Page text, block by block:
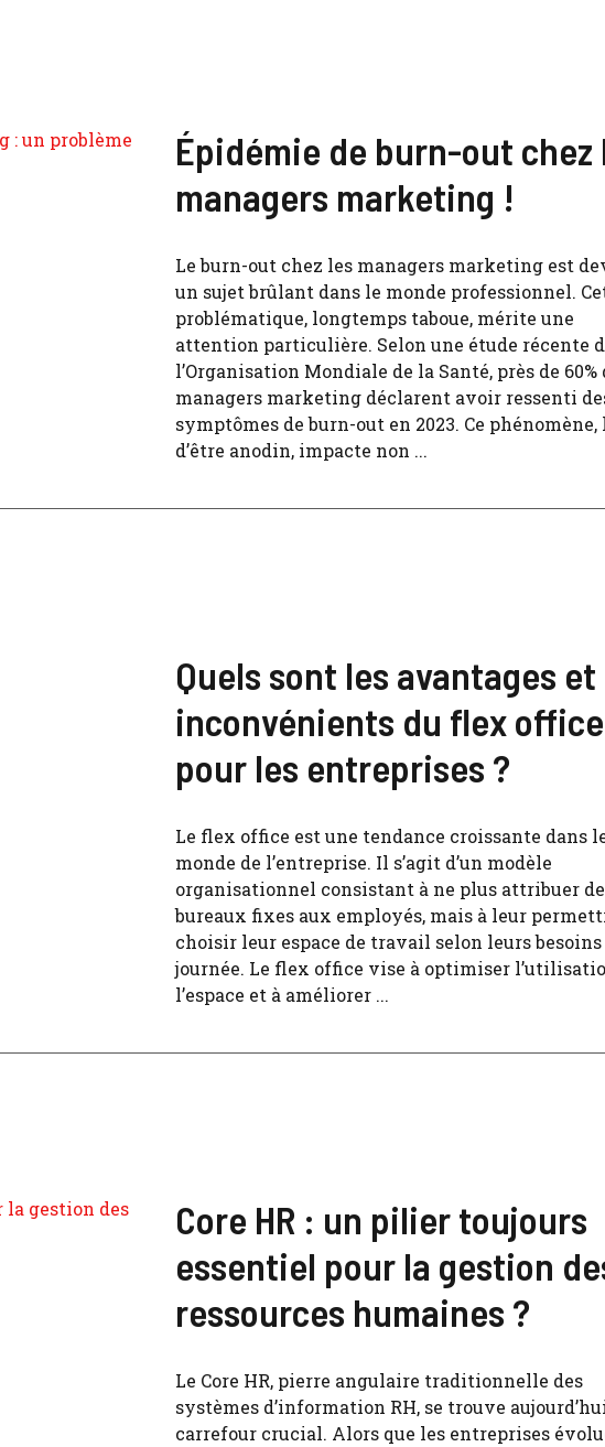
Épidémie de burn-out chez
managers marketing !
Le burn-out chez les managers marketing est
un sujet brûlant dans le monde professionnel.
problématique, longtemps taboue, mérite une
attention particulière. Selon une étude récente
l’Organisation Mondiale de la Santé, près de 60%
managers marketing déclarent avoir ressenti
symptômes de burn-out en 2023. Ce
d’être anodin, impacte non ...
Quels sont les avantages et
inconvénients du flex office
pour les entreprises ?
Le flex office est une tendance croissante dans
monde de l’entreprise. Il s’agit d’un modèle
organisationnel consistant à ne plus attribuer
bureaux fixes aux employés, mais à leur
choisir leur espace de travail selon leurs besoins
journée. Le flex office vise à optimiser
l’espace et à améliorer ...
Core HR : un pilier toujours
essentiel pour la gestion
ressources humaines ?
Le Core HR, pierre angulaire traditionnelle des
systèmes d’information RH, se trouve
carrefour crucial. Alors que les entreprises